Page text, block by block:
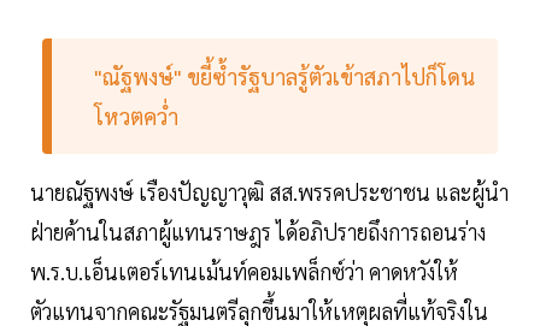
"ณัฐพงษ์" ขยี้ซ้ำรัฐบาลรู้ตัวเข้าสภาไปก็โดน
โหวตคว่ำ
นายณัฐพงษ์ เรืองปัญญาวุฒิ สส.พรรคประชาชน และผู้นำ
ฝ่ายค้านในสภาผู้แทนราษฎร ได้อภิปรายถึงการถอนร่าง
พ.ร.บ.เอ็นเตอร์เทนเม้นท์คอมเพล็กซ์ว่า คาดหวังให้
ตัวแทนจากคณะรัฐมนตรีลุกขึ้นมาให้เหตุผลที่แท้จริงใน